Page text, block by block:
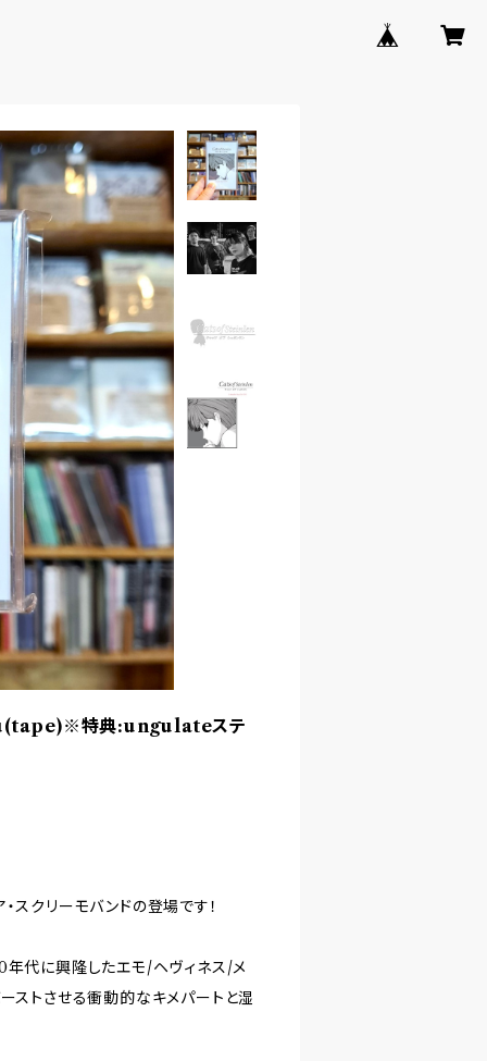
特典:ungulateステ
クリーモバンドの登場です！
に興隆したエモ/ヘヴィネス/メ
ストさせる衝動的なキメパートと湿